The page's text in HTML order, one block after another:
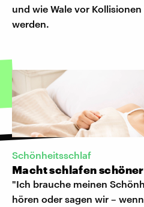
und wie Wale vor
werden.
Schönheitsschlaf
Macht schlafen
"Ich brauche meinen
hören oder sagen wir –